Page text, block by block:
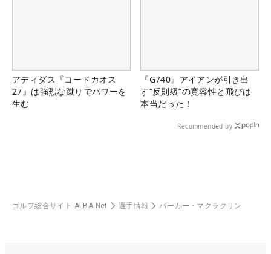
アディダス『コードカオス
27』は強烈な蹴りでパワーを
生む
『G740』アイアンが引き出
す“反則級”の寛容性と飛びは
本当だった！
Recommended by
ゴルフ総合サイト ALBA Net 選手情報 パーカー・マクラクリン